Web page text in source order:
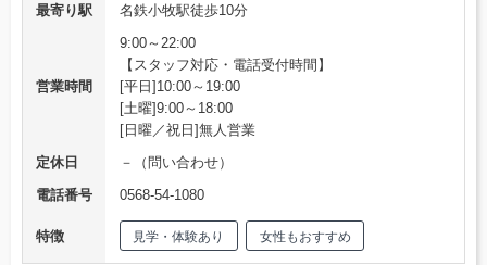
最寄り駅
名鉄小牧駅徒歩10分
営業時間
9:00～22:00
【スタッフ対応・電話受付時間】
[平日]10:00～19:00
[土曜]9:00～18:00
[日曜／祝日]無人営業
定休日
－（問い合わせ）
電話番号
0568-54-1080
特徴 見学・体験あり 女性もおすすめ